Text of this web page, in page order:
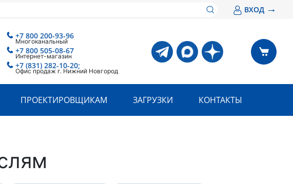
ВХОД →
+7 800 200-93-96
Многоканальный
+7 800 505-08-67
Интернет-магазин
+7 (831) 282-10-20;
Офис продаж г. Нижний Новгород
ПРОЕКТИРОВЩИКАМ ЗАГРУЗКИ КОНТАКТЫ